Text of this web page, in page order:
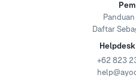
Daftar
+62 823